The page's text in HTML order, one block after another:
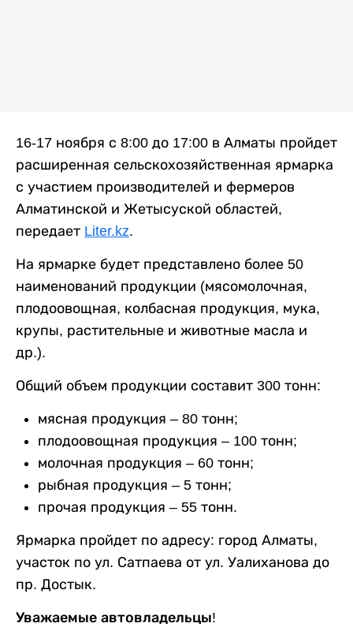
16-17 ноября с 8:00 до 17:00 в Алматы пройдет
расширенная сельскохозяйственная ярмарка
с участием производителей и фермеров
Алматинской и Жетысуской областей,
передает Liter.kz.
На ярмарке будет представлено более 50
наименований продукции (мясомолочная,
плодоовощная, колбасная продукция, мука,
крупы, растительные и животные масла и
др.).
Общий объем продукции составит 300 тонн:
мясная продукция – 80 тонн;
плодоовощная продукция – 100 тонн;
молочная продукция – 60 тонн;
рыбная продукция – 5 тонн;
прочая продукция – 55 тонн.
Ярмарка пройдет по адресу: город Алматы,
участок по ул. Сатпаева от ул. Уалиханова до
пр. Достык.
Уважаемые автовладельцы!